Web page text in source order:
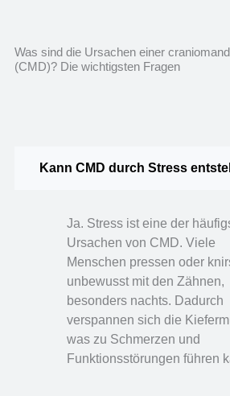
Was sind die Ursachen einer
(CMD)? Die wichtigsten Fragen
Kann CMD durch Stress
Ja. Stress ist eine der
Ursachen von CMD. Viele
Menschen pressen oder
unbewusst mit den Zähnen,
besonders nachts. Dadurch
verspannen sich die
was zu Schmerzen und
Funktionsstörungen führen